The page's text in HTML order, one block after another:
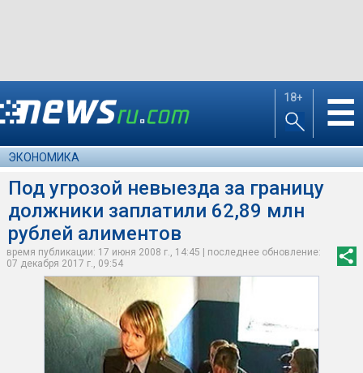
18+ ☰
ЭКОНОМИКА
Под угрозой невыезда за границу
должники заплатили 62,89 млн
рублей алиментов
время публикации: 17 июня 2008 г., 14:45 | последнее обновление:
07 декабря 2017 г., 09:54